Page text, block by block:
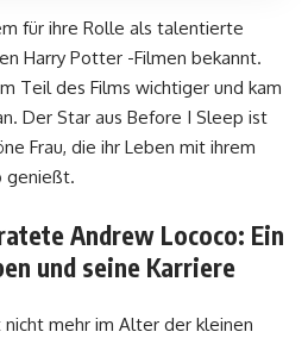
für ihre Rolle als talentierte
Harry Potter -Filmen bekannt.
Teil des Films wichtiger und kam
Der Star aus Before I Sleep ist
Frau, die ihr Leben mit ihrem
genießt.
Andrew Lococo: Ein
und seine Karriere
mehr im Alter der kleinen